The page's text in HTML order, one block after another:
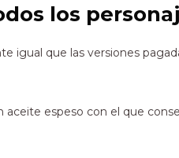
los
igual que las versiones
espeso con el que